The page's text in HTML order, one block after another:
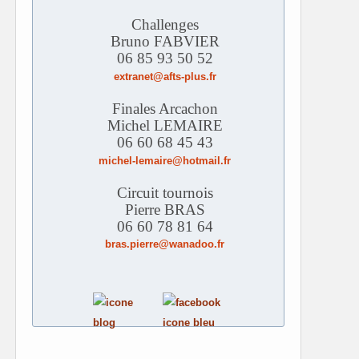
Challenges
Bruno FABVIER
06 85 93 50 52
extranet@afts-plus.fr
Finales Arcachon
Michel LEMAIRE
06 60 68 45 43
michel-lemaire@hotmail.fr
Circuit tournois
Pierre BRAS
06 60 78 81 64
bras.pierre@wanadoo.fr